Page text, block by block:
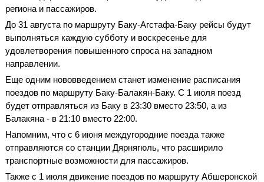
региона и пассажиров.
До 31 августа по маршруту Баку-Агстафа-Баку рейсы будут
выполняться каждую субботу и воскресенье для
удовлетворения повышенного спроса на западном
направлении.
Еще одним нововведением станет изменение расписания
поездов по маршруту Баку-Балакян-Баку. С 1 июля поезд
будет отправляться из Баку в 23:30 вместо 23:50, а из
Балакяна - в 21:10 вместо 22:00.
Напомним, что с 6 июня междугородние поезда также
отправляются со станции Дярнягюль, что расширило
транспортные возможности для пассажиров.
Также с 1 июля движение поездов по маршруту Абшеронской